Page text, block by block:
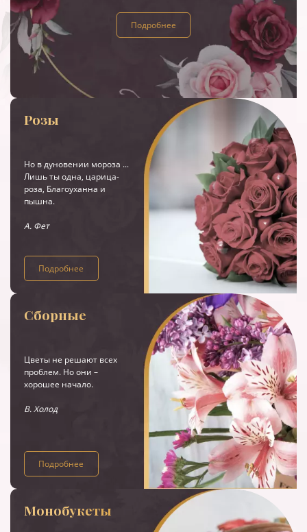
Подробнее
Розы
Но в дуновении мороза ...
Лишь ты одна, царица-
роза, Благоуханна и
пышна.
А. Фет
Подробнее
Сборные
Цветы не решают всех
проблем. Но они –
хорошее начало.
В. Холод
Подробнее
Монобукеты